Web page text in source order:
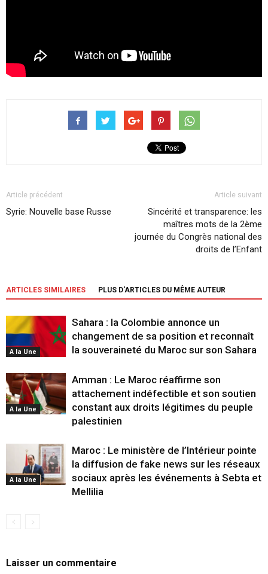
Article précédent
Syrie: Nouvelle base Russe
Article suivant
Sincérité et transparence: les
maîtres mots de la 2ème
journée du Congrès national des
droits de l’Enfant
ARTICLES SIMILAIRES PLUS D'ARTICLES DU MÊME AUTEUR
A la Une
Sahara : la Colombie annonce un
changement de sa position et reconnaît
la souveraineté du Maroc sur son Sahara
A la Une
Amman : Le Maroc réaffirme son
attachement indéfectible et son soutien
constant aux droits légitimes du peuple
palestinien
A la Une
Maroc : Le ministère de l’Intérieur pointe
la diffusion de fake news sur les réseaux
sociaux après les événements à Sebta et
Mellilia
Laisser un commentaire